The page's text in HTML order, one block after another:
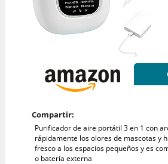
Compartir:
Purificador de aire portátil 3 en 1 con
rápidamente los olores de mascotas y
fresco a los espacios pequeños y es
o batería externa